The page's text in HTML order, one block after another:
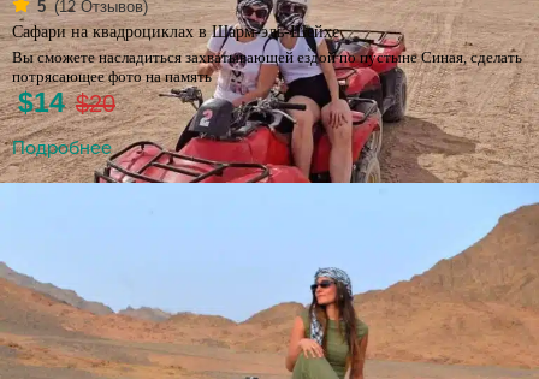
5 (12Отзывов)
Сафари на квадроциклах в Шарм-эль-Шейхе
Вы сможете насладиться захватывающей ездой по пустыне Синая, сделать
потрясающее фото на память
$14 $20
Подробнее